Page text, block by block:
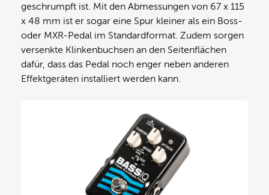
geschrumpft ist. Mit den Abmessungen von 67 x 115
x 48 mm ist er sogar eine Spur kleiner als ein Boss-
oder MXR-Pedal im Standardformat. Zudem sorgen
versenkte Klinkenbuchsen an den Seitenflächen
dafür, dass das Pedal noch enger neben anderen
Effektgeräten installiert werden kann.